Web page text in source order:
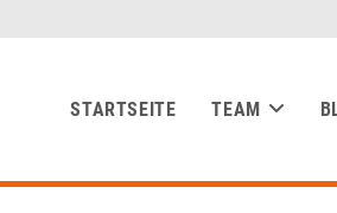
STARTSEITE TEAM